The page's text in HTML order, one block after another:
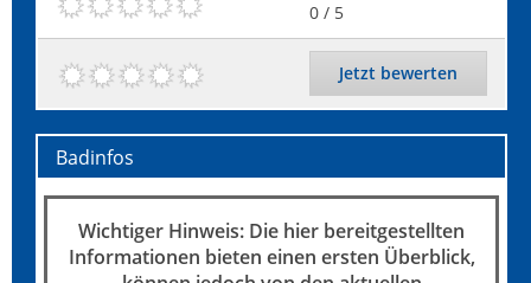
0 / 5
Jetzt bewerten
Badinfos
Wichtiger Hinweis: Die hier bereitgestellten
Informationen bieten einen ersten Überblick,